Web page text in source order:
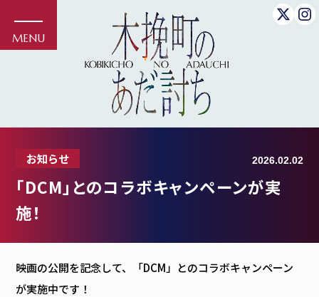
2026.02.02
お知らせ
「DCM」とのコラボキャンペーンが実
施！
映画の公開を記念して、「DCM」とのコラボキャンペーン
が実施中です！